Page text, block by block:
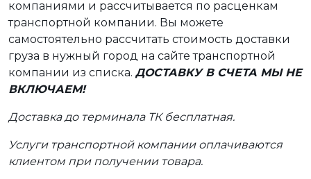
компаниями и рассчитывается по расценкам
транспортной компании. Вы можете
самостоятельно рассчитать стоимость доставки
груза в нужный город на сайте транспортной
компании из списка. ДОСТАВКУ В СЧЕТА МЫ НЕ
ВКЛЮЧАЕМ!
Доставка до терминала ТК бесплатная.
Услуги транспортной компании оплачиваются
клиентом при получении товара.